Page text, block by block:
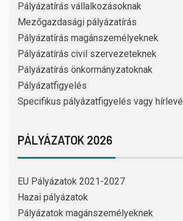
Pályázatírás vállalkozásoknak
Mezőgazdasági pályázatírás
Pályázatírás magánszemélyeknek
Pályázatírás civil szervezeteknek
Pályázatírás önkormányzatoknak
Pályázatfigyelés
Specifikus pályázatfigyelés vagy hírlevél
PÁLYÁZATOK 2026
EU Pályázatok 2021-2027
Hazai pályázatok
Pályázatok magánszemélyeknek